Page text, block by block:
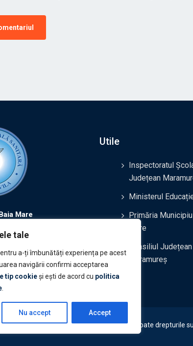
tale
a-ți îmbunătăți experiența pe acest
navigării confirmi acceptarea
tip cookieși ești de acord cu politica
Nu accept Accept
Mare
Utile
Inspectoratul
Județean
Ministerul
Primăria
Mare
Consiliul Județean
Maramureș
Sanitară ,,CAROL DAVILA” Baia Mare. Toate drepturile